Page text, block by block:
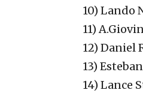
10) Lando
11)
12) Daniel
13)
14) Lance